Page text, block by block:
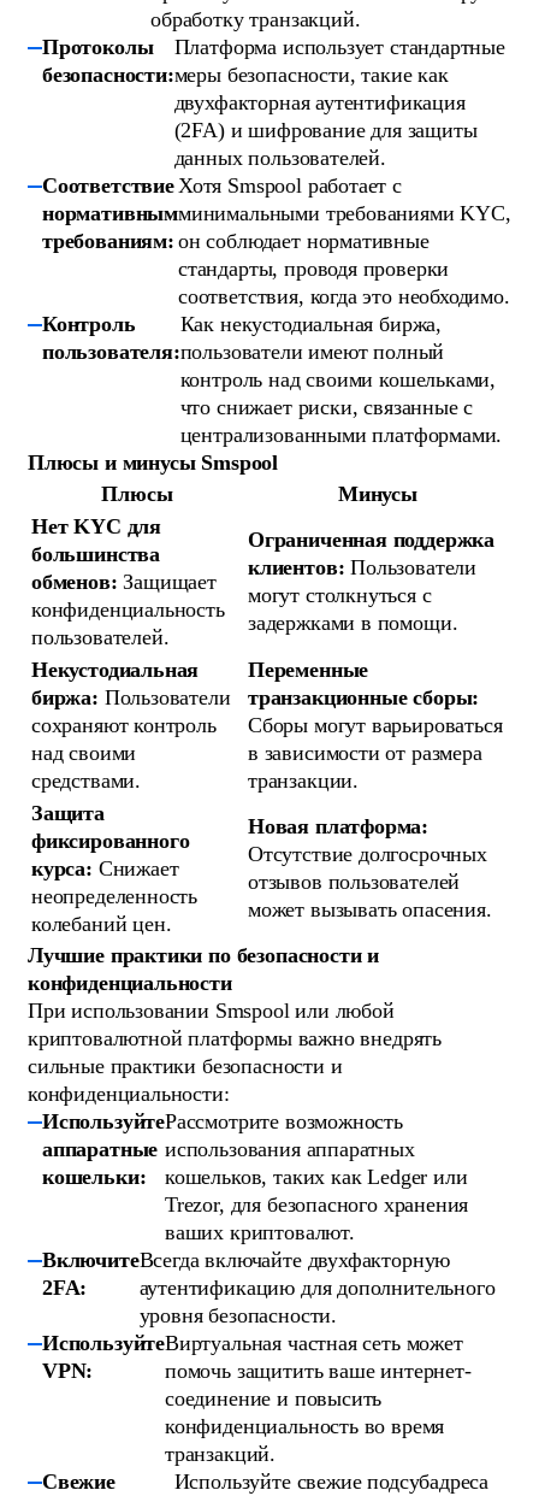
обработку транзакций.
Протоколы
безопасности:
Платформа использует стандартные
меры безопасности, такие как
двухфакторная аутентификация
(2FA) и шифрование для защиты
данных пользователей.
Соответствие
нормативным
требованиям:
Хотя Smspool работает с
минимальными требованиями KYC,
он соблюдает нормативные
стандарты, проводя проверки
соответствия, когда это необходимо.
Контроль
пользователя:
Как некустодиальная биржа,
пользователи имеют полный
контроль над своими кошельками,
что снижает риски, связанные с
централизованными платформами.
Плюсы и минусы Smspool
Плюсы
Минусы
Нет KYC для
большинства
обменов: Защищает
конфиденциальность
пользователей.
Ограниченная поддержка
клиентов: Пользователи
могут столкнуться с
задержками в помощи.
Некустодиальная
биржа: Пользователи
сохраняют контроль
над своими
средствами.
Переменные
транзакционные сборы:
Сборы могут варьироваться
в зависимости от размера
транзакции.
Защита
фиксированного
курса: Снижает
неопределенность
колебаний цен.
Новая платформа:
Отсутствие долгосрочных
отзывов пользователей
может вызывать опасения.
Лучшие практики по безопасности и
конфиденциальности
При использовании Smspool или любой
криптовалютной платформы важно внедрять
сильные практики безопасности и
конфиденциальности:
Используйте
аппаратные
кошельки:
Рассмотрите возможность
использования аппаратных
кошельков, таких как Ledger или
Trezor, для безопасного хранения
ваших криптовалют.
Включите
2FA:
Всегда включайте двухфакторную
аутентификацию для дополнительного
уровня безопасности.
Используйте
VPN:
Виртуальная частная сеть может
помочь защитить ваше интернет-
соединение и повысить
конфиденциальность во время
транзакций.
Свежие
Используйте свежие подсубадреса